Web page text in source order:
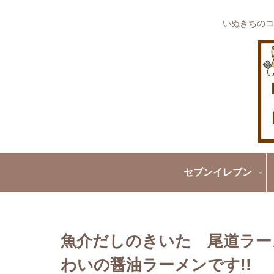
いぬきちの
セブンイレブン
魚介だしのきいた 尾道ラー
わいの醤油ラーメンです!!